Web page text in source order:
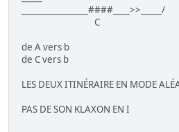
________________####____>>_____/
C
de A vers b
de C vers b
LES DEUX ITINÉRAIRE EN MODE
PAS DE SON KLAXON EN I